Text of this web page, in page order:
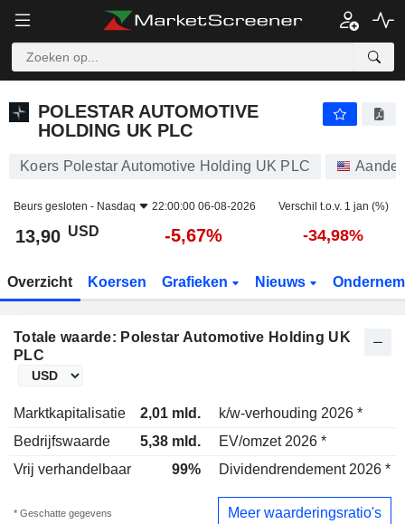
POLESTAR AUTOMOTIVE
HOLDING UK PLC
Koers Polestar Automotive Holding UK PLC
Beurs gesloten - Nasdaq 22:00:00 06-08-2026 Verschil t.o.v. 1 jan (%)
13,90 USD -5,67% -34,98%
Overzicht Koersen Grafieken Nieuws
Totale waarde: Polestar Automotive Holding UK
PLC
Marktkapitalisatie 2,01 mld. k/w-verhouding 2026 *
Bedrijfswaarde
5,38 mld. EV/omzet 2026 *
Vrij verhandelbaar
99% Dividendrendement 2026 *
* Geschatte gegevens Meer waarderingsratio's